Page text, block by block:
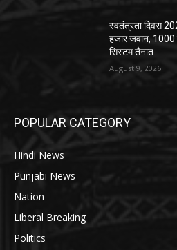
स्वतंत्रता दिवस
हजार जवान,
सिस्टम तैनात
August 9, 2026
POPULAR CATEGORY
Hindi News
Punjabi News
Nation
Liberal Breaking
Politics